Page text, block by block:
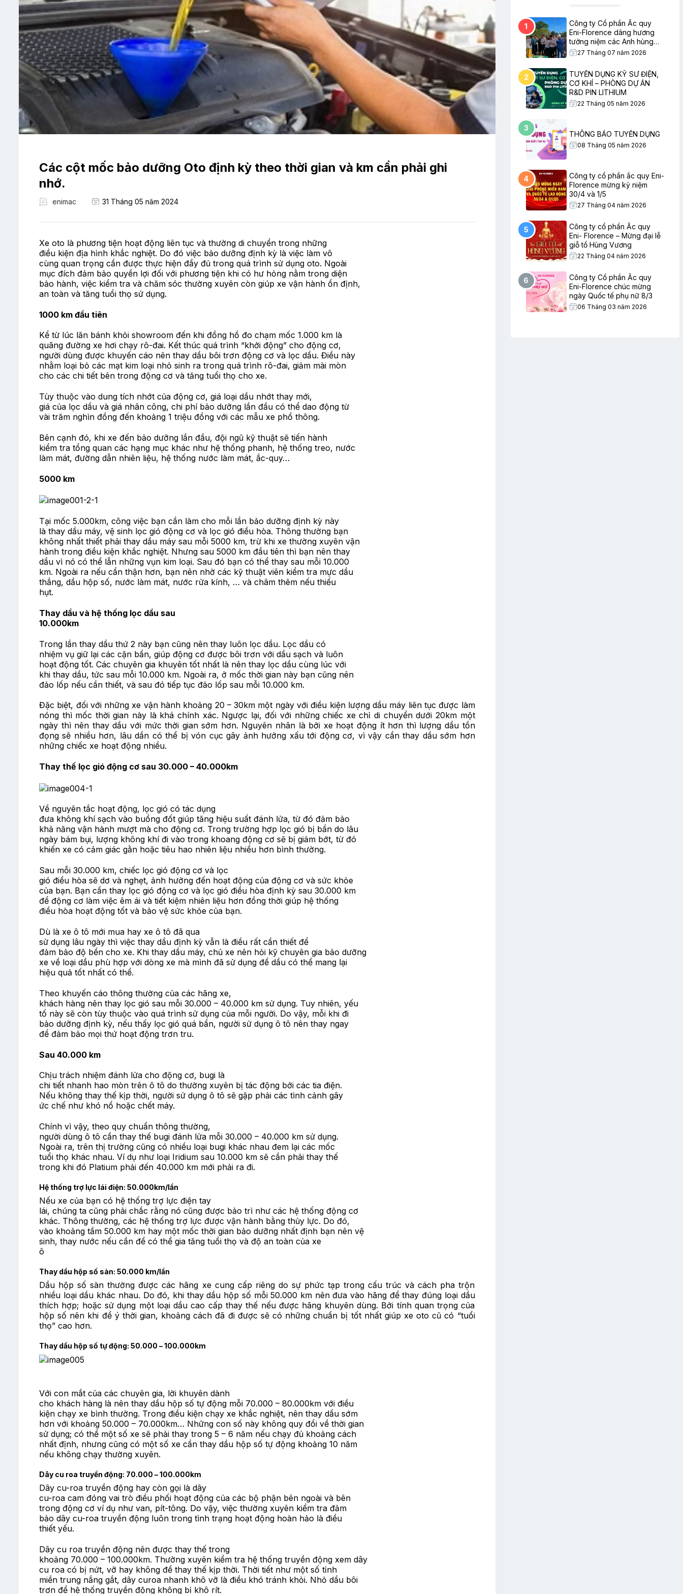
Các cột mốc bảo dưỡng Oto định kỳ theo thời gian và km cần phải ghi
nhớ.
enimac 31 Tháng 05 năm 2024
Xe oto là phương tiện hoạt động liên tục và thường di chuyển trong những
điều kiện địa hình khắc nghiệt. Do đó việc bảo dưỡng định kỳ là việc làm vô
cùng quan trọng cần được thực hiện đầy đủ trong quá trình sử dụng oto. Ngoài
mục đích đảm bảo quyền lợi đối với phương tiện khi có hư hỏng nằm trong diện
bảo hành, việc kiểm tra và chăm sóc thường xuyên còn giúp xe vận hành ổn định,
an toàn và tăng tuổi thọ sử dụng.
1000 km đầu tiên
Kể từ lúc lăn bánh khỏi showroom đến khi đồng hồ đo chạm mốc 1.000 km là
quãng đường xe hơi chạy rô-đai. Kết thúc quá trình “khởi động” cho động cơ,
người dùng được khuyến cáo nên thay dầu bôi trơn động cơ và lọc dầu. Điều này
nhằm loại bỏ các mạt kim loại nhỏ sinh ra trong quá trình rô-đai, giảm mài mòn
cho các chi tiết bên trong động cơ và tăng tuổi thọ cho xe.
Tùy thuộc vào dung tích nhớt của động cơ, giá loại dầu nhớt thay mới,
giá của lọc dầu và giá nhân công, chi phí bảo dưỡng lần đầu có thể dao động từ
vài trăm nghìn đồng đến khoảng 1 triệu đồng với các mẫu xe phổ thông.
Bên cạnh đó, khi xe đến bảo dưỡng lần đầu, đội ngũ kỹ thuật sẽ tiến hành
kiểm tra tổng quan các hạng mục khác như hệ thống phanh, hệ thống treo, nước
làm mát, đường dẫn nhiên liệu, hệ thống nước làm mát, ắc-quy…
5000 km
Tại mốc 5.000km, công việc bạn cần làm cho mỗi lần bảo dưỡng định kỳ này
là thay dầu máy, vệ sinh lọc gió động cơ và lọc gió điều hòa. Thông thường bạn
không nhất thiết phải thay dầu máy sau mỗi 5000 km, trừ khi xe thường xuyên vận
hành trong điều kiện khắc nghiệt. Nhưng sau 5000 km đầu tiên thì bạn nên thay
dầu vì nó có thể lẫn những vụn kim loại. Sau đó bạn có thể thay sau mỗi 10.000
km. Ngoài ra nếu cẩn thận hơn, bạn nên nhờ các kỹ thuật viên kiểm tra mực dầu
thắng, dầu hộp số, nước làm mát, nước rửa kính, … và châm thêm nếu thiếu
hụt.
Thay dầu và hệ thống lọc dầu sau
10.000km
Trong lần thay dầu thứ 2 này bạn cũng nên thay luôn lọc dầu. Lọc dầu có
nhiệm vụ giữ lại các cặn bẩn, giúp động cơ được bôi trơn với dầu sạch và luôn
hoạt động tốt. Các chuyên gia khuyên tốt nhất là nên thay lọc dầu cùng lúc với
khi thay dầu, tức sau mỗi 10.000 km. Ngoài ra, ở mốc thời gian này bạn cũng nên
đảo lốp nếu cần thiết, và sau đó tiếp tục đảo lốp sau mỗi 10.000 km.
Đặc biệt, đối với những xe vận hành khoảng 20 – 30km một ngày với điều kiện lượng dầu máy liên tục được làm
nóng thì mốc thời gian này là khá chính xác. Ngược lại, đối với những chiếc xe chỉ di chuyển dưới 20km một
ngày thì nên thay dầu với mức thời gian sớm hơn. Nguyên nhân là bởi xe hoạt động ít hơn thì lượng dầu tồn
đọng sẽ nhiều hơn, lâu dần có thể bị vón cục gây ảnh hưởng xấu tới động cơ, vì vậy cần thay dầu sớm hơn
những chiếc xe hoạt động nhiều.
Thay thế lọc gió động cơ sau 30.000 – 40.000km
Về nguyên tắc hoạt động, lọc gió có tác dụng
đưa không khí sạch vào buồng đốt giúp tăng hiệu suất đánh lửa, từ đó đảm bảo
khả năng vận hành mượt mà cho động cơ. Trong trường hợp lọc gió bị bẩn do lâu
ngày bám bụi, lượng không khí đi vào trong khoang động cơ sẽ bị giảm bớt, từ đó
khiến xe có cảm giác gằn hoặc tiêu hao nhiên liệu nhiều hơn bình thường.
Sau mỗi 30.000 km, chiếc lọc gió động cơ và lọc
gió điều hòa sẽ dơ và nghẹt, ảnh hưởng đến hoạt động của động cơ và sức khỏe
của bạn. Bạn cần thay lọc gió động cơ và lọc gió điều hòa định kỳ sau 30.000 km
để động cơ làm việc êm ái và tiết kiệm nhiên liệu hơn đồng thời giúp hệ thống
điều hòa hoạt động tốt và bảo vệ sức khỏe của bạn.
Dù là xe ô tô mới mua hay xe ô tô đã qua
sử dụng lâu ngày thì việc thay dầu định kỳ vẫn là điều rất cần thiết để
đảm bảo độ bền cho xe. Khi thay dầu máy, chủ xe nên hỏi kỹ chuyên gia bảo dưỡng
xe về loại dầu phù hợp với dòng xe mà mình đã sử dụng để dầu có thể mang lại
hiệu quả tốt nhất có thể.
Theo khuyến cáo thông thường của các hãng xe,
khách hàng nên thay lọc gió sau mỗi 30.000 – 40.000 km sử dụng. Tuy nhiên, yếu
tố này sẽ còn tùy thuộc vào quá trình sử dụng của mỗi người. Do vậy, mỗi khi đi
bảo dưỡng định kỳ, nếu thấy lọc gió quá bẩn, người sử dụng ô tô nên thay ngay
để đảm bảo mọi thứ hoạt động trơn tru.
Sau 40.000 km
Chịu trách nhiệm đánh lửa cho động cơ, bugi là
chi tiết nhanh hao mòn trên ô tô do thường xuyên bị tác động bởi các tia điện.
Nếu không thay thế kịp thời, người sử dụng ô tô sẽ gặp phải các tình cảnh gây
ức chế như khó nổ hoặc chết máy.
Chính vì vậy, theo quy chuẩn thông thường,
người dùng ô tô cần thay thế bugi đánh lửa mỗi 30.000 – 40.000 km sử dụng.
Ngoài ra, trên thị trường cũng có nhiều loại bugi khác nhau đem lại các mốc
tuổi thọ khác nhau. Ví dụ như loại Iridium sau 10.000 km sẽ cần phải thay thế
trong khi đó Platium phải đến 40.000 km mới phải ra đi.
Hệ thống trợ lực lái điện: 50.000km/lần
Nếu xe của bạn có hệ thống trợ lực điện tay
lái, chúng ta cũng phải chắc rằng nó cũng được bảo trì như các hệ thống động cơ
khác. Thông thường, các hệ thống trợ lực được vận hành bằng thủy lực. Do đó,
vào khoảng tầm 50.000 km hay một mốc thời gian bảo dưỡng nhất định bạn nên vệ
sinh, thay nước nếu cần để có thể gia tăng tuổi thọ và độ an toàn của xe
ô
Thay dầu hộp số sàn: 50.000 km/lần
Dầu hộp số sàn thường được các hãng xe cung cấp riêng do sự phức tạp trong cấu trúc và cách pha trộn
nhiều loại dầu khác nhau. Do đó, khi thay dầu hộp số mỗi 50.000 km nên đưa vào hãng để thay đúng loại dầu
thích hợp; hoặc sử dụng một loại dầu cao cấp thay thế nếu được hãng khuyên dùng. Bởi tính quan trọng của
hộp số nên khi để ý thời gian, khoảng cách đã đi được sẽ có những chuẩn bị tốt nhất giúp xe oto cũ có “tuổi
thọ” cao hơn.
Thay dầu hộp số tự động: 50.000 – 100.000km
Với con mắt của các chuyên gia, lời khuyên dành
cho khách hàng là nên thay dầu hộp số tự động mỗi 70.000 – 80.000km với điều
kiện chạy xe bình thường. Trong điều kiện chạy xe khắc nghiệt, nên thay dầu sớm
hơn với khoảng 50.000 – 70.000km… Những con số này không quy đổi về thời gian
sử dụng; có thể một số xe sẽ phải thay trong 5 – 6 năm nếu chạy đủ khoảng cách
nhất định, nhưng cũng có một số xe cần thay dầu hộp số tự động khoảng 10 năm
nếu không chạy thường xuyên.
Dây cu roa truyền động: 70.000 – 100.000km
Dây cu-roa truyền động hay còn gọi là dây
cu-roa cam đóng vai trò điều phối hoạt động của các bộ phận bên ngoài và bên
trong động cơ ví dụ như van, pít-tông. Do vậy, việc thường xuyên kiểm tra đảm
bảo dây cu-roa truyền động luôn trong tình trạng hoạt động hoàn hảo là điều
thiết yếu.
Dây cu roa truyền động nên được thay thế trong
khoảng 70.000 – 100.000km. Thường xuyên kiểm tra hệ thống truyền động xem dây
cu roa có bị nứt, vỡ hay không để thay thế kịp thời. Thời tiết như một số tỉnh
miền trung nắng gắt, dây curoa nhanh khô vỡ là điều khó tránh khỏi. Nhỏ dầu bôi
trơn để hệ thống truyền động không bị khô rít.
1
Công ty Cổ phần Ắc quy
Eni-Florence dâng hương
tưởng niệm các Anh hùng
Liệt sĩ nhân ngày Thương
27 Tháng 07 năm 2026
2
TUYỂN DỤNG KỸ SƯ ĐIỆN,
CƠ KHÍ – PHÒNG DỰ ÁN
R&D PIN LITHIUM
22 Tháng 05 năm 2026
3
THÔNG BÁO TUYỂN DỤNG
08 Tháng 05 năm 2026
4
Công ty cổ phần ắc quy Eni-
Florence mừng kỷ niệm
30/4 và 1/5
27 Tháng 04 năm 2026
5
Công ty cổ phần Ắc quy
Eni- Florence – Mừng đại lễ
giỗ tổ Hùng Vương
22 Tháng 04 năm 2026
6
Công ty Cổ phần Ắc quy
Eni-Florence chúc mừng
ngày Quốc tế phụ nữ 8/3
06 Tháng 03 năm 2026